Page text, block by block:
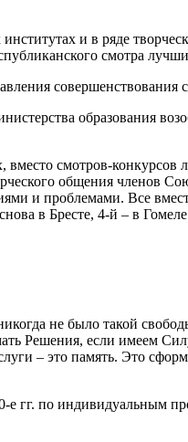
и в ряде
смотра
совершенствования
образования
смотров-конкурсов
общения членов
и проблемами. Все
в Бресте, 4-й – в
не было такой
Решения, если имеем
– это память. Это
гг. по индивидуальным